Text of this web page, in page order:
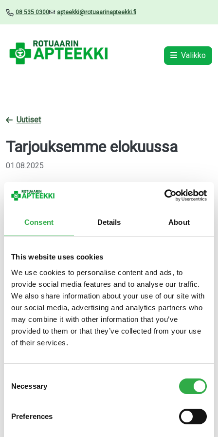
Consent Details About
This website uses cookies
We use cookies to personalise content and ads, to
provide social media features and to analyse our traffic.
We also share information about your use of our site with
our social media, advertising and analytics partners who
may combine it with other information that you’ve
provided to them or that they’ve collected from your use
of their services.
Selection
Necessary
Preferences
08 535 0300 apteekki@rotuaarinapteekki.fi
Valikko
Uutiset
Tarjouksemme elokuussa
01.08.2025
Tarjouksemme elokuussa 2025, oleppa hyvä.
Tarjouksemmeelokuussa hellivät kehoa helteisen
heinäkuun jälkeen. Tässä kuussa tarjoamme tuotteita
moniin tarpeisiin. Lihakset kaipaavat joskus tukea
varten voi olla paikallaan. Muistin tueksi voi nauttia B12 -
vitamiinia ja nenän limakalvoille on luvassa kosteutusta.
Voit hoitaa kaikki apteekkiasiat kätevästi samalla kerralla